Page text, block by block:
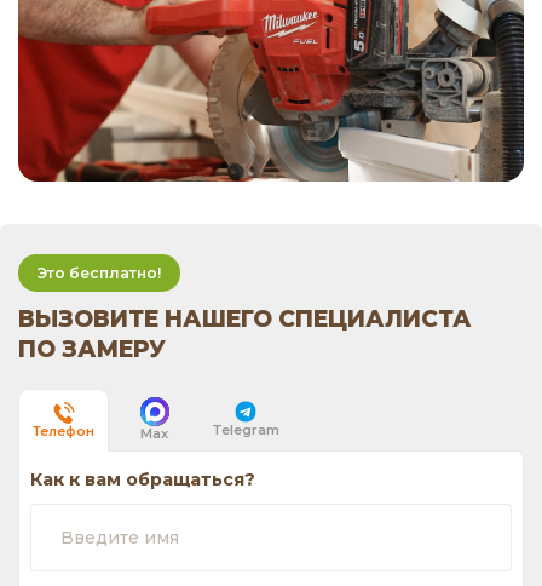
Это бесплатно!
ВЫЗОВИТЕ НАШЕГО СПЕЦИАЛИСТА
ПО ЗАМЕРУ
Телефон Max Telegram
Как к вам обращаться?